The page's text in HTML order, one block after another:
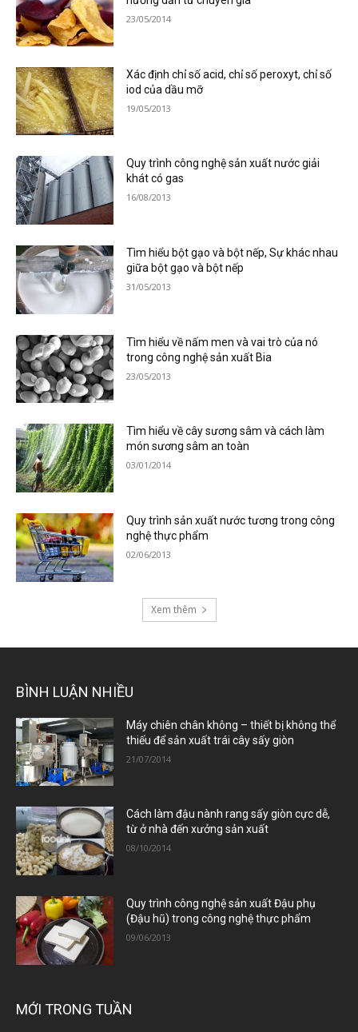
23/05/2014
Xác định chỉ số acid, chỉ số peroxyt, chỉ số
iod của dầu mỡ
19/05/2013
Quy trình công nghệ sản xuất nước giải
khát có gas
16/08/2013
Tìm hiểu bột gạo và bột nếp, Sự khác nhau
giữa bột gạo và bột nếp
31/05/2013
Tìm hiểu về nấm men và vai trò của nó
trong công nghệ sản xuất Bia
23/05/2013
Tìm hiểu về cây sương sâm và cách làm
món sương sâm an toàn
03/01/2014
Quy trình sản xuất nước tương trong công
nghệ thực phẩm
02/06/2013
Xem thêm
BÌNH LUẬN NHIỀU
Máy chiên chân không – thiết bị không thể
thiếu để sản xuất trái cây sấy giòn
21/07/2014
Cách làm đậu nành rang sấy giòn cực dễ,
từ ở nhà đến xưởng sản xuất
08/10/2014
Quy trình công nghệ sản xuất Đậu phụ
(Đậu hũ) trong công nghệ thực phẩm
09/06/2013
MỚI TRONG TUẦN